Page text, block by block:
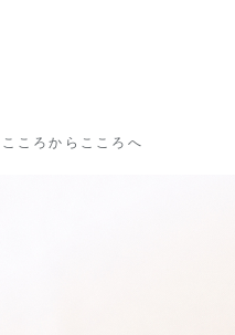
こころからこころへ